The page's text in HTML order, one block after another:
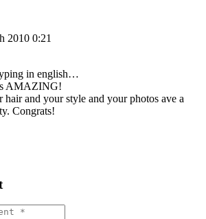
2010 0:21
in english…
AMAZING!
and your style and your photos ave a
Congrats!